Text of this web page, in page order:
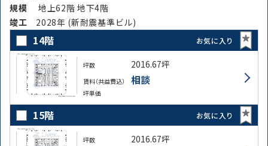
規模
地上62階 地下4階
竣⼯ 2028年 (新耐震基準ビル)
14階 お気に入り
坪数 2016.67坪
賃料（共益費込） 相談
坪単価
15階 お気に入り
坪数 2016.67坪